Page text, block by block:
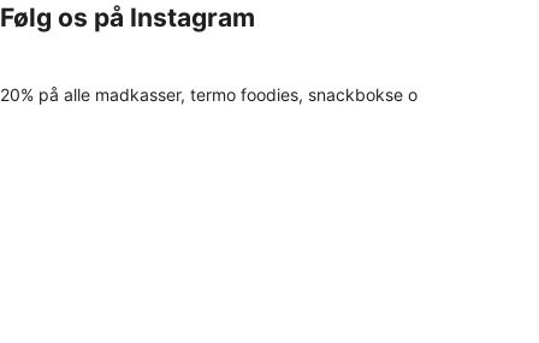
Følg os på Instagram
20% på alle madkasser, termo foodies, snackbokse o